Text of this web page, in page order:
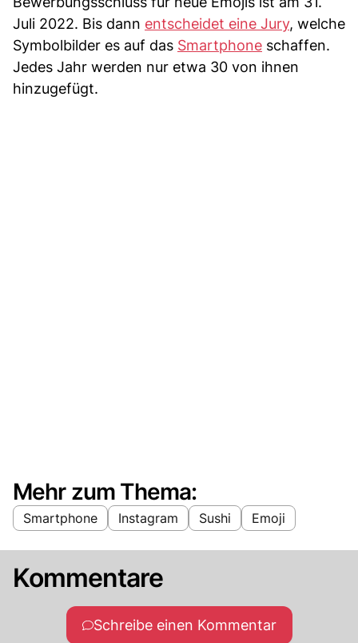
Juli 2022. Bis dann entscheidet eine Jury, welche
Symbolbilder es auf das Smartphone schaffen.
Jedes Jahr werden nur etwa 30 von ihnen
hinzugefügt.
Mehr zum Thema:
Smartphone Instagram Sushi Emoji
Kommentare
Schreibe einen Kommentar